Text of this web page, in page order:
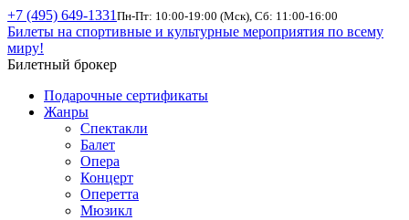
+7 (495) 649-1331 Пн-Пт: 10:00-19:00 (Мск), Сб: 11:00-16:00
Билеты на спортивные и культурные мероприятия по всему
миру!
Билетный брокер
Подарочные сертификаты
Жанры
Спектакли
Балет
Опера
Концерт
Оперетта
Мюзикл